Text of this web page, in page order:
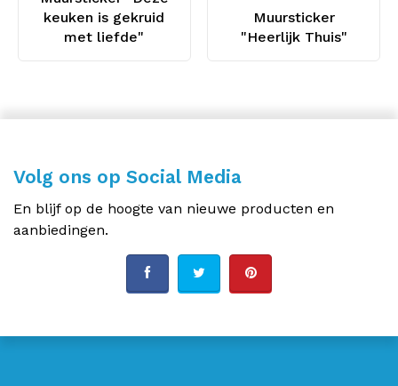
keuken is gekruid
met liefde"
Muursticker
"Heerlijk Thuis"
Volg ons op Social Media
En blijf op de hoogte van nieuwe producten en
aanbiedingen.